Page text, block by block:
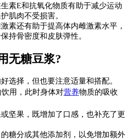
素E和抗氧化物质有助于减少运动
肌肉不受损害。
素还有助于提高体内雌激素水平，
持骨密度和皮肤弹性。
无糖豆浆?
选择，但也要注意适量和搭配。
用，此时身体对营养物质的吸收
坚果，既增加了口感，也补充了更
糖分或其他添加剂，以免增加额外